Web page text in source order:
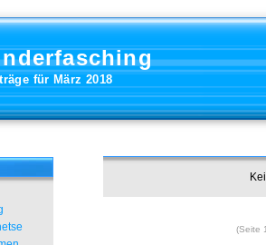
für März 2018
(Seite